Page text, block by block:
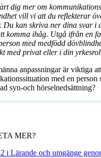
ärt dig mer om
vill vi att du reflekterar
Du kan skriva ner dina svar i
komma ihåg. Utgå ifrån en
med medfödd
med privat eller i din
anpassningar är viktiga
med en person
syn-och hörselnedsättning?
MER?
i Lärande och umgänge